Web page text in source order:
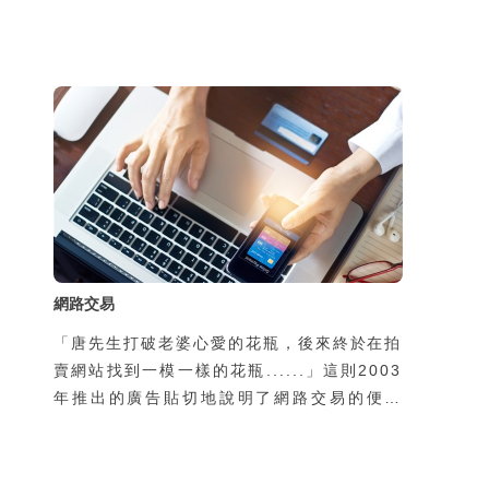
害者前往不明網站，要求提供個資或金錢；隨
著民眾警覺性提升，這類手法的成功率已大不
如前
網路交易
「唐先生打破老婆心愛的花瓶，後來終於在拍
賣網站找到一模一樣的花瓶......」這則2003
年推出的廣告貼切地說明了網路交易的便利